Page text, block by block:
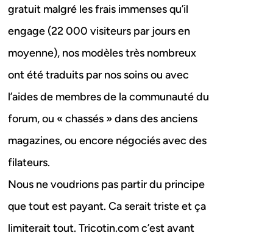
gratuit malgré les frais immenses qu’il
engage (22 000 visiteurs par jours en
moyenne), nos modèles très nombreux
ont été traduits par nos soins ou avec
l’aides de membres de la communauté du
forum, ou « chassés » dans des anciens
magazines, ou encore négociés avec des
filateurs.
Nous ne voudrions pas partir du principe
que tout est payant. Ca serait triste et ça
limiterait tout. Tricotin.com c’est avant